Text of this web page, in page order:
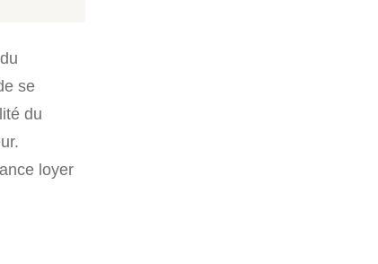
se
du
loyer